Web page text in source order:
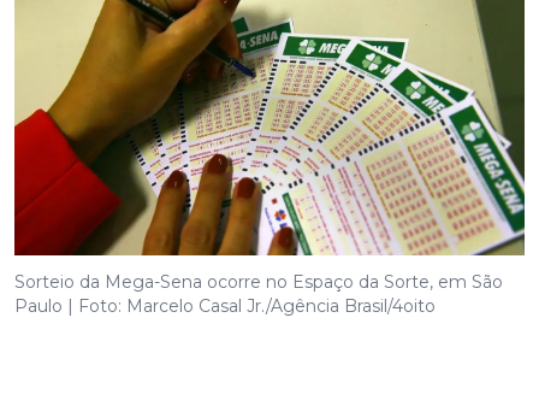
Sorteio da Mega-Sena ocorre no Espaço da Sorte, em São
Paulo | Foto: Marcelo Casal Jr./Agência Brasil/4oito